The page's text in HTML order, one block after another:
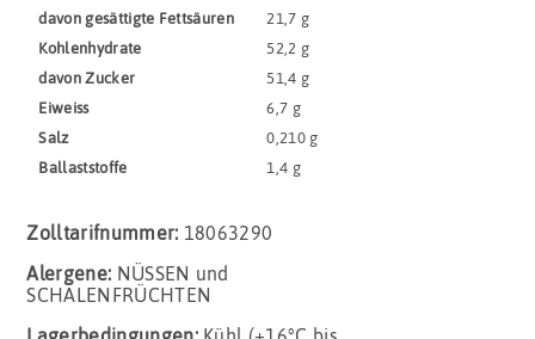
davon gesättigte Fettsäuren
21,7 g
Kohlenhydrate
52,2 g
davon Zucker
51,4 g
Eiweiss
6,7 g
Salz
0,210 g
Ballaststoffe
1,4 g
Zolltarifnummer: 18063290
Alergene: NÜSSEN und
SCHALENFRÜCHTEN